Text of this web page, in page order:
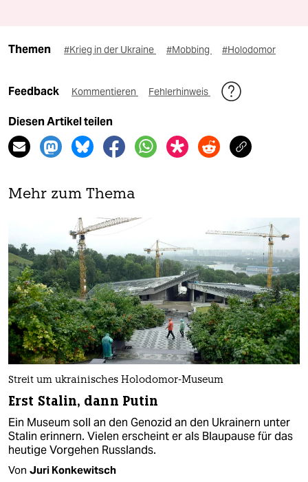
Themen #Krieg in der Ukraine #Mobbing #Holodomor
Feedback Kommentieren Fehlerhinweis
Diesen Artikel teilen
Mehr zum Thema
Streit um ukrainisches Holodomor-Museum
Erst Stalin, dann Putin
Ein Museum soll an den Genozid an den Ukrainern unter
Stalin erinnern. Vielen erscheint er als Blaupause für das
heutige Vorgehen Russlands.
Von Juri Konkewitsch